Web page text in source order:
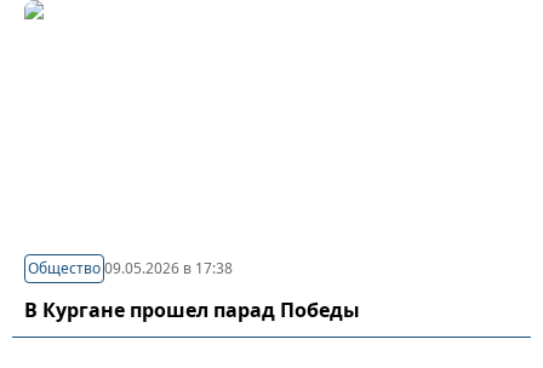
Общество09.05.2026 в 17:38
В Кургане прошел парад Победы